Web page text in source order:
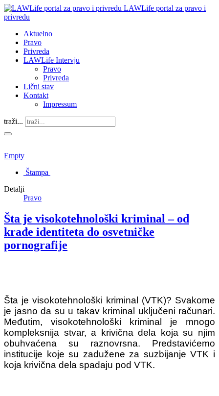
LAWLife portal za pravo i
privredu
Aktuelno
Pravo
Privreda
LAWLife Intervju
Pravo
Privreda
Lični stav
Kontakt
Impressum
traži...
Empty
Štampa
Detalji
Pravo
Šta je visokotehnološki kriminal – od
krađe identiteta do osvetničke
pornografije
Šta je visokotehnološki kriminal (VTK)? Svakome
je jasno da su u takav kriminal uključeni računari.
Međutim, visokotehnološki kriminal je mnogo
kompleksnija stvar, a krivična dela koja su njim
obuhvaćena su raznovrsna. Predstavićemo
institucije koje su zadužene za suzbijanje VTK i
koja krivična dela spadaju pod VTK.